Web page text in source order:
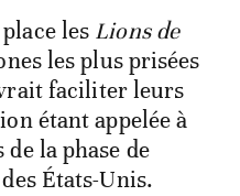
les Lions de
les plus prisées
faciliter leurs
étant appelée à
la phase de
États-Unis.